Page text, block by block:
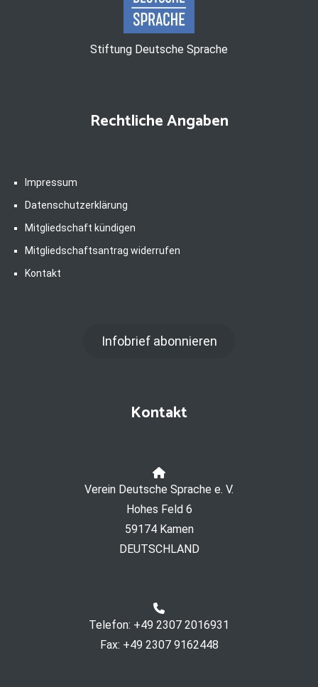
Stiftung Deutsche Sprache
Rechtliche Angaben
Impressum
Datenschutzerklärung
Mitgliedschaft kündigen
Mitgliedschaftsantrag widerrufen
Kontakt
Infobrief abonnieren
Kontakt
Verein Deutsche Sprache e. V.
Hohes Feld 6
59174 Kamen
DEUTSCHLAND
Telefon: +49 2307 2016931
Fax: +49 2307 9162448